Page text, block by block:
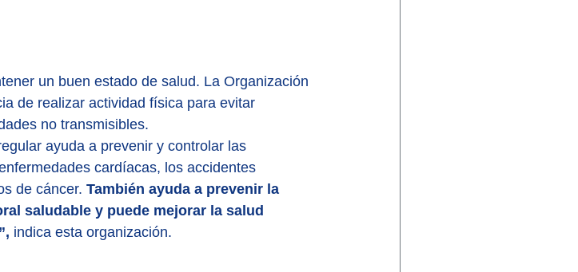
un buen estado de salud. La Organización
de realizar actividad física para evitar
no transmisibles.
ayuda a prevenir y controlar las
cardíacas, los accidentes
de cáncer. También ayuda a prevenir la
saludable y puede mejorar la salud
indica esta organización.